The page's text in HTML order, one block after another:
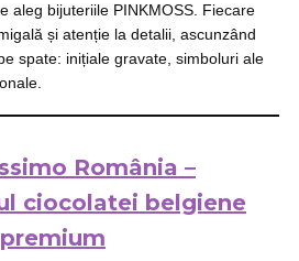
aleg bijuteriile PINKMOSS. Fiecare
și atenție la detalii, ascunzând
spate: inițiale gravate, simboluri ale
România –
ciocolatei belgiene
premium